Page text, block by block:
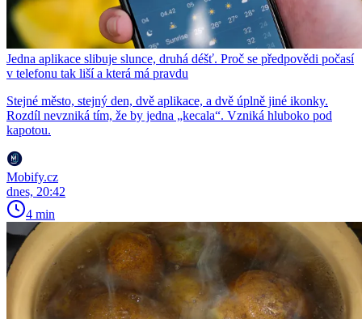
Jedna aplikace slibuje slunce, druhá déšť. Proč se předpovědi počasí
v telefonu tak liší a která má pravdu
Stejné město, stejný den, dvě aplikace, a dvě úplně jiné ikonky.
Rozdíl nevzniká tím, že by jedna „kecala“. Vzniká hluboko pod
kapotou.
Mobify.cz
dnes, 20:42
4 min